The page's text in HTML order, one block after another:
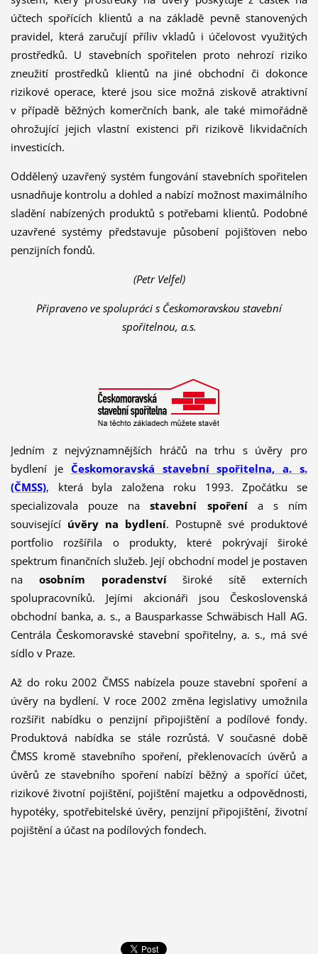
účtech spořících klientů a na základě pevně stanovených
pravidel, která zaručují příliv vkladů i účelovost využitých
prostředků. U stavebních spořitelen proto nehrozí riziko
zneužití prostředků klientů na jiné obchodní či dokonce
rizikové operace, které jsou sice možná ziskově atraktivní
v případě běžných komerčních bank, ale také mimořádně
ohrožující jejich vlastní existenci při rizikově likvidačních
investicích.
Oddělený uzavřený systém fungování stavebních spořitelen
usnadňuje kontrolu a dohled a nabízí možnost maximálního
sladění nabízených produktů s potřebami klientů. Podobné
uzavřené systémy představuje působení pojišťoven nebo
penzijních fondů.
(Petr Velfel)
Připraveno ve spolupráci s Českomoravskou stavební
spořitelnou, a.s.
Jedním z nejvýznamnějších hráčů na trhu s úvěry pro
bydlení je Českomoravská stavební spořitelna, a. s.
(ČMSS), která byla založena roku 1993. Zpočátku se
specializovala pouze nastavební spořenía s ním
související úvěry na bydlení. Postupně své produktové
portfolio rozšířila o produkty, které pokrývají široké
spektrum finančních služeb. Její obchodní model je postaven
na osobním poradenstvíširoké sítě externích
spolupracovníků. Jejími akcionáři jsou Československá
obchodní banka, a. s., a Bausparkasse Schwäbisch Hall AG.
Centrála Českomoravské stavební spořitelny, a. s., má své
sídlo v Praze.
Až do roku 2002 ČMSS nabízela pouze stavební spoření a
úvěry na bydlení. V roce 2002 změna legislativy umožnila
rozšířit nabídku o penzijní připojištění a podílové fondy.
Produktová nabídka se stále rozrůstá. V současné době
ČMSS kromě stavebního spoření, překlenovacích úvěrů a
úvěrů ze stavebního spoření nabízí běžný a spořící účet,
rizikové životní pojištění, pojištění majetku a odpovědnosti,
hypotéky, spotřebitelské úvěry, penzijní připojištění, životní
pojištění a účast na podílových fondech.